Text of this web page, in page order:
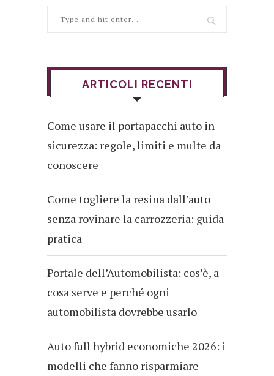
ARTICOLI RECENTI
Come usare il portapacchi auto in
sicurezza: regole, limiti e multe da
conoscere
Come togliere la resina dall’auto
senza rovinare la carrozzeria: guida
pratica
Portale dell’Automobilista: cos’è, a
cosa serve e perché ogni
automobilista dovrebbe usarlo
Auto full hybrid economiche 2026: i
modelli che fanno risparmiare